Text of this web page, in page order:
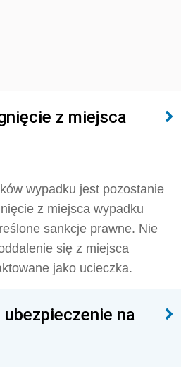
z miejsca
wypadku jest pozostanie
z miejsca wypadku
sankcje prawne. Nie
się z miejsca
jako ucieczka.
na